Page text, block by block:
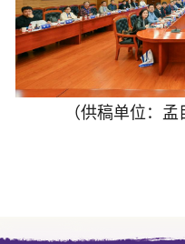
（供稿单位：